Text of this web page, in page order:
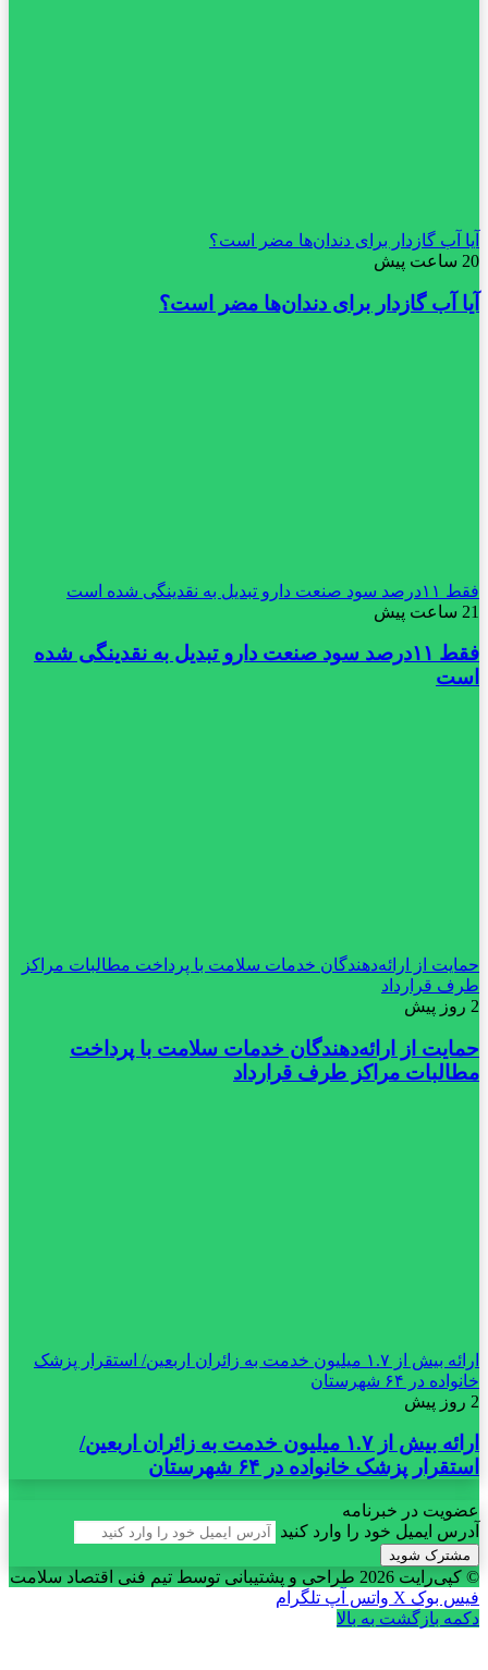
آیا آب گازدار برای دندان‌ها مضر است؟
20 ساعت پیش
آیا آب گازدار برای دندان‌ها مضر است؟
فقط ۱۱‌درصد سود صنعت دارو تبدیل به نقدینگی شده است
21 ساعت پیش
فقط ۱۱‌درصد سود صنعت دارو تبدیل به نقدینگی شده
است
حمایت از ارائه‌دهندگان خدمات سلامت با پرداخت مطالبات مراکز
طرف قرارداد
2 روز پیش
حمایت از ارائه‌دهندگان خدمات سلامت با پرداخت
مطالبات مراکز طرف قرارداد
ارائه بیش از ۱.۷ میلیون خدمت به زائران اربعین/ استقرار پزشک
خانواده در ۶۴ شهرستان
2 روز پیش
ارائه بیش از ۱.۷ میلیون خدمت به زائران اربعین/
استقرار پزشک خانواده در ۶۴ شهرستان
عضویت در خبرنامه
آدرس ایمیل خود را وارد کنید
© کپی‌رایت 2026
طراحی و پشتیبانی توسط تیم فنی اقتصاد سلامت
فیس بوک X واتس آپ تلگرام
دکمه بازگشت به بالا